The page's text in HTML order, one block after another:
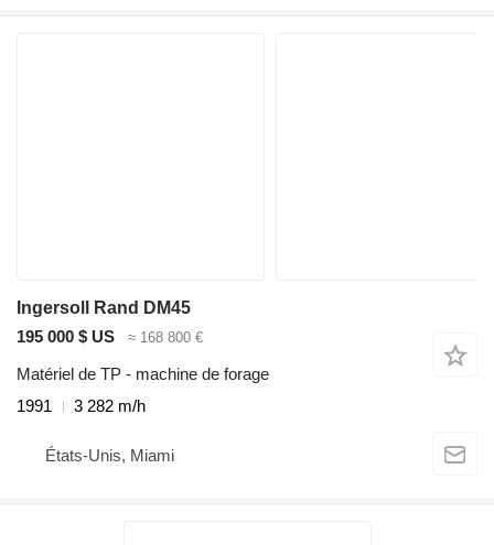
Ingersoll Rand DM45
195 000 $ US
≈ 168 800 €
Matériel de TP - machine de forage
1991
3 282 m/h
États-Unis, Miami